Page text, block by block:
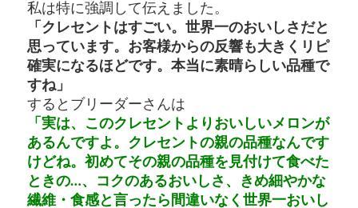
私は特に強調して伝えました。
「クレセントはすごい。世界一のおいしさだと
思っています。お客様からの反響も大きくリピ
確実になるほどです。本当に素晴らしい品種で
すね」
するとブリーダーさんは
「実は、このクレセントよりおいしいメロンが
あるんですよ。クレセントの親の品種なんです
けどね。初めてその親の品種を見付けて食べた
ときの…、コクのあるおいしさ、きめ細やかな
繊維・食感と言ったら間違いなく世界一おいし